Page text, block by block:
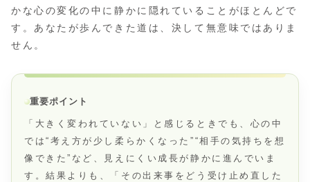
かな心の変化の中に静かに隠れていることがほとんどで
す。あなたが歩んできた道は、決して無意味ではありま
せん。
重要ポイント
「大きく変われていない」と感じるときでも、心の中
では“考え方が少し柔らかくなった”“相手の気持ちを想
像できた”など、見えにくい成長が静かに進んでいま
す。結果よりも、「その出来事をどう受け止め直した